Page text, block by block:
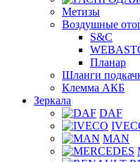
Метизы
Воздушные
S&C
Планар
Шланги
Клемма АКБ
Зеркала
DAF
MAN